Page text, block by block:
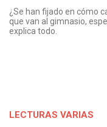
¿Se han fijado en cómo
que van al gimnasio,
explica todo.
LECTURAS VARIAS